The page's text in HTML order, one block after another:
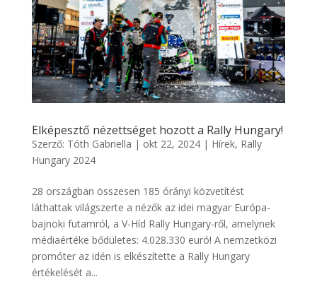
Elképesztő nézettséget hozott a Rally Hungary!
Szerző: Tóth Gabriella | okt 22, 2024| Hírek, Rally
Hungary 2024
28 országban összesen 185 órányi közvetítést
láthattak világszerte a nézők az idei magyar Európa-
bajnoki futamról, a V-Híd Rally Hungary-ről, amelynek
médiaértéke bődületes: 4.028.330 euró! A nemzetközi
promóter az idén is elkészítette a Rally Hungary
értékelését a...